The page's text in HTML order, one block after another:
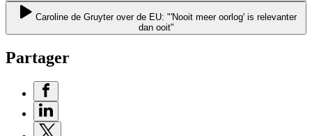
Caroline de Gruyter over de EU: "'Nooit meer oorlog' is relevanter
dan ooit"
Partager